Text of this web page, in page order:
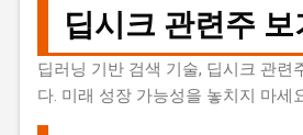
딥시크 관련주 보
딥러닝 기반 검색 기술, 딥시크 관련
다. 미래 성장 가능성을 놓치지 마세